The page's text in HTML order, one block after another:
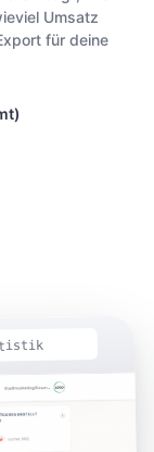
Umsatz
für deine